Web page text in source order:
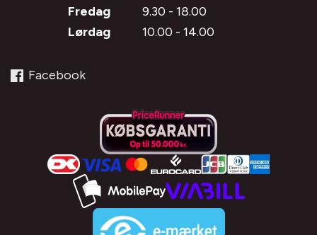
Fredag
9.30 - 18.00
Lørdag
10.00 - 14.00
Facebook